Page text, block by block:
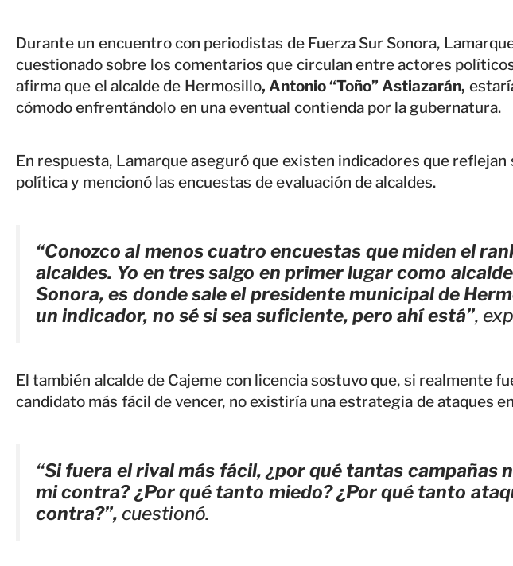
Durante un encuentro con periodistas de Fuerza Sur Sonora,
cuestionado sobre los comentarios que circulan entre actores
afirma que el alcalde de Hermosillo, Antonio “Toño” Astiazarán,
cómodo enfrentándolo en una eventual contienda por la gubernatura.
En respuesta, Lamarque aseguró que existen indicadores que reflejan
política y mencionó las encuestas de evaluación de alcaldes.
“Conozco al menos cuatro encuestas que miden el
alcaldes. Yo en tres salgo en primer lugar como
Sonora, es donde sale el presidente municipal de
un indicador, no sé si sea suficiente, pero ahí está”,
El también alcalde de Cajeme con licencia sostuvo que, si realmente
candidato más fácil de vencer, no existiría una estrategia de ataques
“Si fuera el rival más fácil, ¿por qué tantas campañas
mi contra? ¿Por qué tanto miedo? ¿Por qué tanto
contra?”, cuestionó.